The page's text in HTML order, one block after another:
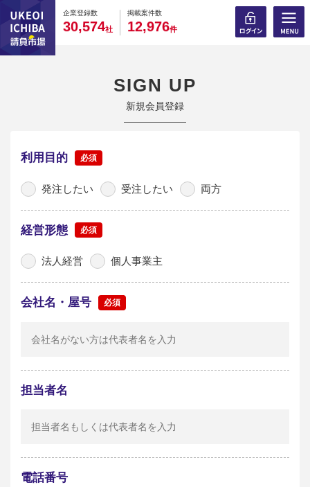
企業登録数
0
3
0
0,
0
5
0
74社
掲載案件数
0
1
0
2,
0
9
0
76件
SIGN UP
新規会員登録
利用目的
発注したい 受注したい 両方
経営形態
法人経営 個人事業主
会社名・屋号
担当者名
電話番号